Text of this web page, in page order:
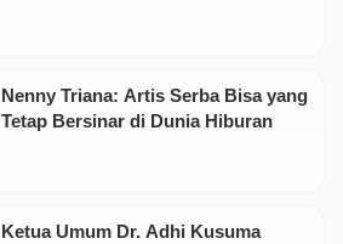
Nenny Triana: Artis Serba Bisa yang
Tetap Bersinar di Dunia Hiburan
Ketua Umum Dr. Adhi Kusuma